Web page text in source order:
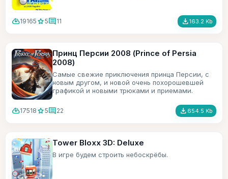
cloud_download19165 star5comment11 file_download163.2 Kb
Принц Персии 2008 (Prince of Persia
2008)
Самые свежие приключения принца Персии, с
новым другом, и новой очень похорошевшей
графикой и новыми трюками и приемами.
cloud_download17518 star5comment22 file_download 654.5 Kb
Tower Bloxx 3D: Deluxe
В игре будем строить небоскрёбы.